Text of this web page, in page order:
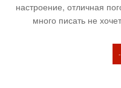
настроение, отличная
много писать не